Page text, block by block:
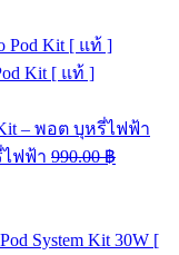
Kit [ แท้ ]
ไฟฟ้า 990.00฿